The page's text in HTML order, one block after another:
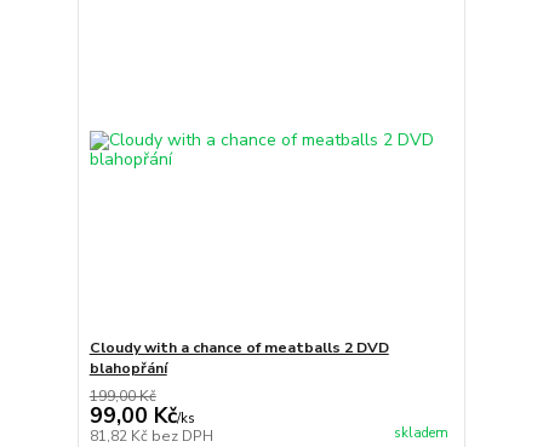
Cloudy with a chance of meatballs 2 DVD
blahopřání
199,00 Kč
99,00 Kč/ks
81,82 Kč bez DPH skladem